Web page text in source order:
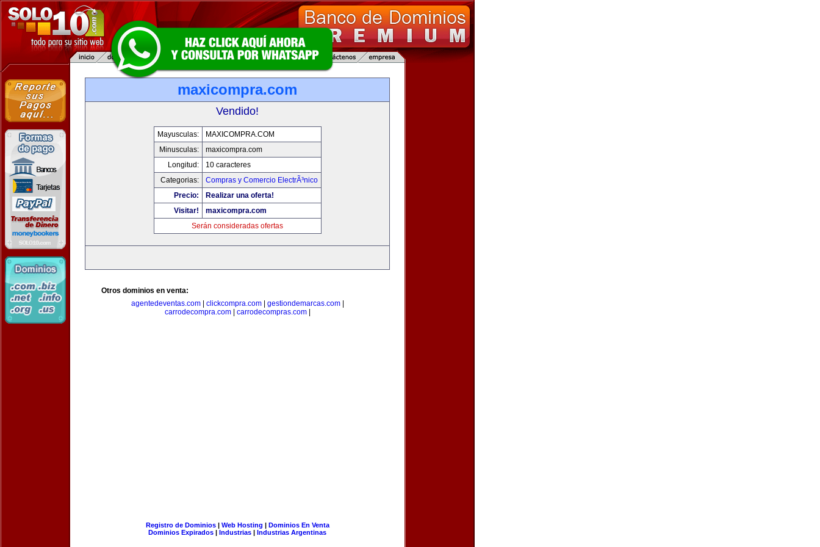
maxicompra.com
Vendido!
Mayusculas:
MAXICOMPRA.COM
Minusculas:
maxicompra.com
Longitud:
10 caracteres
Categorias:
Compras y Comercio ElectrÃ³nico
Precio:
Realizar una oferta!
Visitar!
maxicompra.com
Serán consideradas ofertas
Otros dominios en venta:
agentedeventas.com| clickcompra.com| gestiondemarcas.com|
carrodecompra.com| carrodecompras.com|
Registro de Dominios| Web Hosting | Dominios En Venta
Dominios Expirados | Industrias | Industrias Argentinas